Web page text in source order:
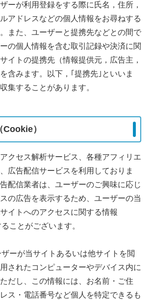
ーが利用登録をする際に氏名，住所，
アドレスなどの個人情報をお尋ねする
また、ユーザーと提携先などとの間で
の個人情報を含む取引記録や決済に関
イトの提携先（情報提供元，広告主，
含みます。以下，｢提携先｣といいま
集することがあります。
）
クセス解析サービス、各種アフィリエ
広告配信サービスを利用しておりま
配信業者は、ユーザーのご興味に応じ
の広告を表示するため、ユーザーの当
イトへのアクセスに関する情報
ことがございます。
ーが当サイトあるいは他サイトを閲
されたコンピューターやデバイス内に
だし、この情報には、お名前・ご住
ス・電話番号など個人を特定できるも